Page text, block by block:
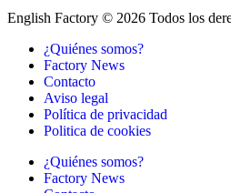
English Factory © 2026 Todos los
¿Quiénes somos?
Factory News
Contacto
Aviso legal
Política de privacidad
Politica de cookies
¿Quiénes somos?
Factory News